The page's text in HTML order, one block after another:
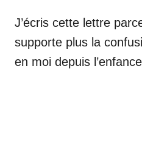
J’écris cette lettre
supporte plus la
en moi depuis